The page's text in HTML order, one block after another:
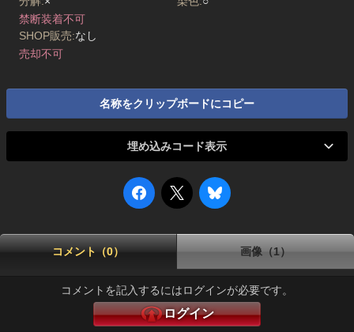
禁断装着不可
SHOP販売:なし
売却不可
名称をクリップボードにコピー
埋め込みコード表示
コメント（0） 画像（1）
コメントを記入するにはログインが必要です。
ログイン